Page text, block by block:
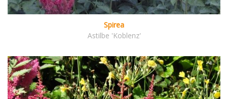
Spirea
Astilbe 'Koblenz'